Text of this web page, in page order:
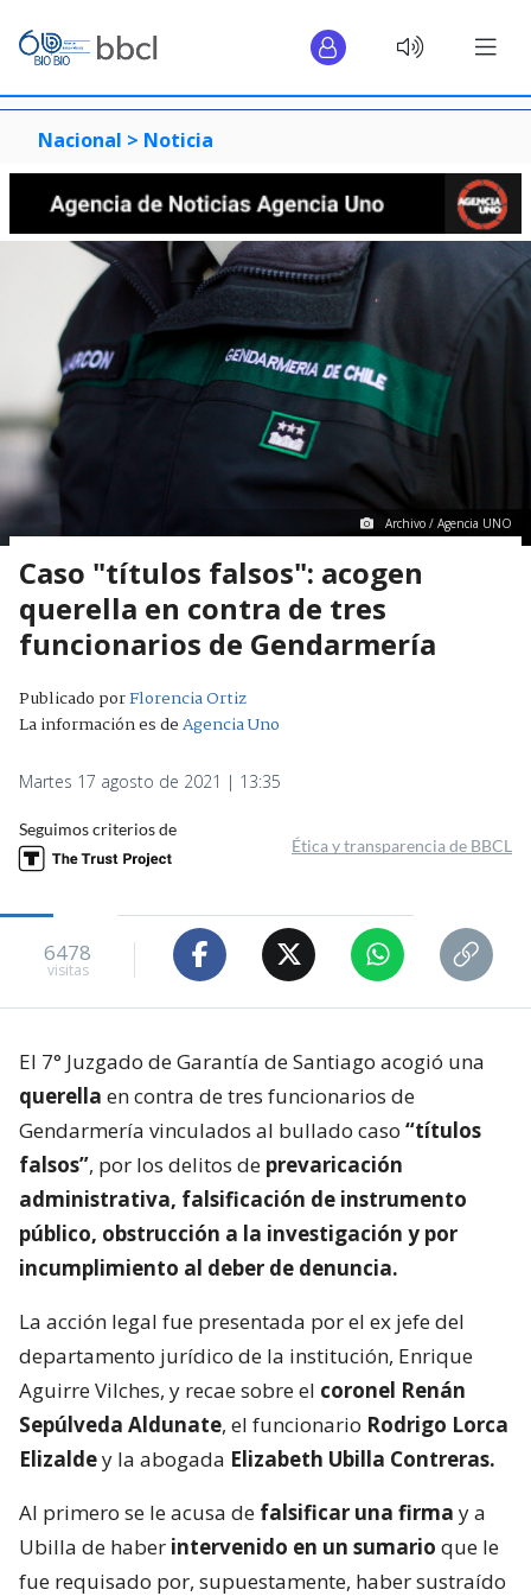
Nacional > Noticia
Archivo / Agencia UNO
Caso "títulos falsos": acogen
querella en contra de tres
funcionarios de Gendarmería
Publicado porFlorencia Ortiz
La información es deAgencia Uno
Martes 17 agosto de 2021 | 13:35
Seguimos criterios de
Ética y transparencia de BBCL
6478
visitas
El 7° Juzgado de Garantía de Santiago acogió una
querella en contra de tres funcionarios de
Gendarmería vinculados al bullado caso “títulos
falsos”, por los delitos de prevaricación
administrativa, falsificación de instrumento
público, obstrucción a la investigación y por
incumplimiento al deber de denuncia.
La acción legal fue presentada por el ex jefe del
departamento jurídico de la institución, Enrique
Aguirre Vilches, y recae sobre el coronel Renán
Sepúlveda Aldunate, el funcionario Rodrigo Lorca
Elizaldey la abogada Elizabeth Ubilla Contreras.
Al primero se le acusa de falsificar una firma y a
Ubilla de haber intervenido en un sumario que le
fue requisado por, supuestamente, haber sustraído